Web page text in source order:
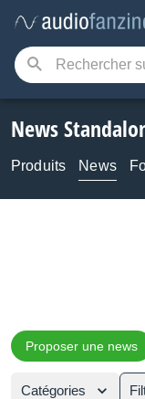
News
Produits News
Proposer une news
Catégories